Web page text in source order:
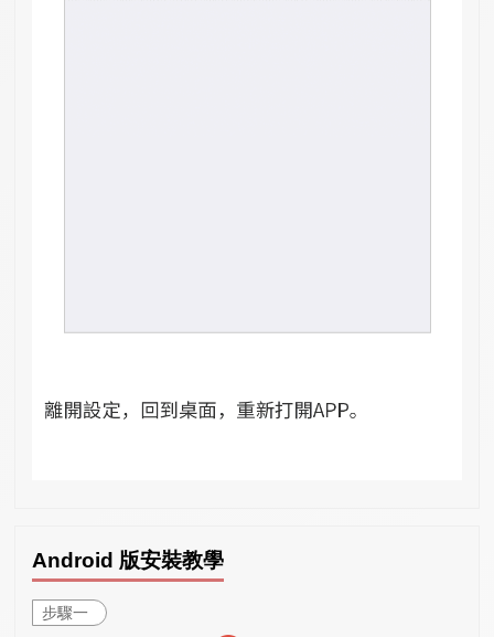
Android 版安裝教學
步驟一